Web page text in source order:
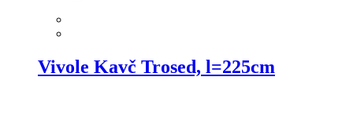
Vivole Kavč Trosed, l=225cm